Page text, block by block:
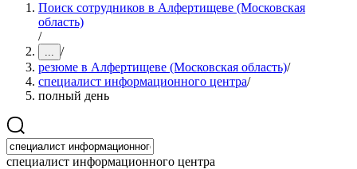
Поиск сотрудников в Алфертищеве (Московская
область)
/
... /
резюме в Алфертищеве (Московская область)/
специалист информационного центра/
полный день
специалист информационного центра